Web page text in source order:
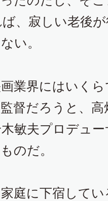
、寂しい老後
い。
業界にはいく
督だろうと、
敏夫プロデュ
のだ。
庭に下宿して